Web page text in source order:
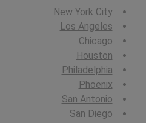
New York City
Los Angeles
Chicago
Houston
Philadelphia
Phoenix
San Antonio
San Diego